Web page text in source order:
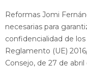
Reformas Jomi
necesarias para
confidencialidad de
Reglamento (UE)
Consejo, de 27 de